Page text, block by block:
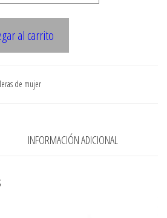
al carrito
de mujer
INFORMACIÓN ADICIONAL